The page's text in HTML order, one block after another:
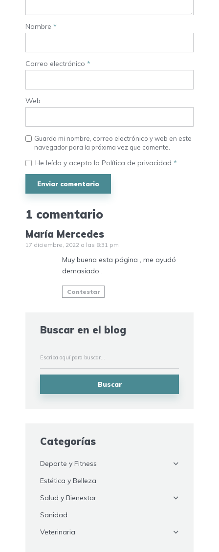
Nombre *
Correo electrónico *
Web
Guarda mi nombre, correo electrónico y web en este
navegador para la próxima vez que comente.
He leído y acepto la Política de privacidad *
1 comentario
María Mercedes
17 diciembre, 2022 a las 8:31 pm
Muy buena esta página , me ayudó
demasiado .
Contestar
Buscar en el blog
Buscar
Categorías
Deporte y Fitness
Estética y Belleza
Salud y Bienestar
Sanidad
Veterinaria